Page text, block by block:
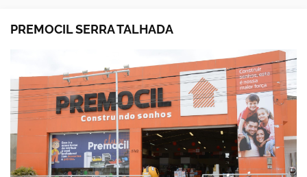
PREMOCIL SERRA TALHADA